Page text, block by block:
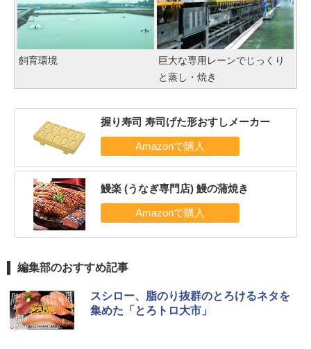
飼育環境
巨大な専用レーンでじっくり
と蒸し・焼き
握り寿司 寿司げた形おすしメーカー
鰻楽 (うなぎ専門店) 鰻の蒲焼き
編集部のおすすめ記事
スシロー、脂のり抜群のとろけるネタを
集めた「とろトロ大市」